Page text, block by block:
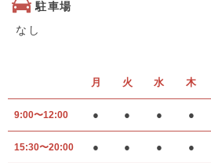
駐車場
なし
月 火 水 木
9:00〜12:00 ● ● ● ●
15:30〜20:00 ● ● ● ●